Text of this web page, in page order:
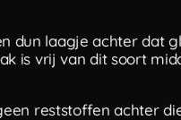
dun laagje achter dat
is vrij van dit soort
reststoffen achter